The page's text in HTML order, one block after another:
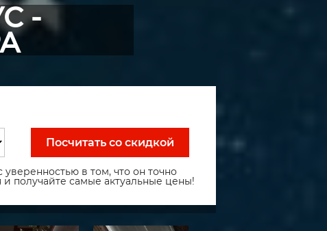
-
Посчитать со скидкой
в том, что он точно
получайте самые актуальные цены!